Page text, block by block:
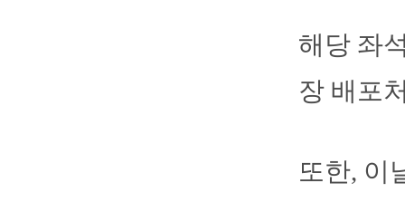
해당 좌
장 배포
또한, 이